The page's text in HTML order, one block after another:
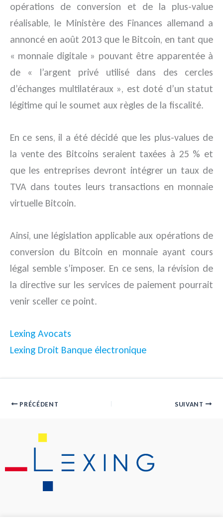
opérations de conversion et de la plus-value
réalisable, le Ministère des Finances allemand a
annoncé en août 2013 que le Bitcoin, en tant que
« monnaie digitale » pouvant être apparentée à
de « l’argent privé utilisé dans des cercles
d’échanges multilatéraux », est doté d’un statut
légitime qui le soumet aux règles de la fiscalité.
En ce sens, il a été décidé que les plus-values de
la vente des Bitcoins seraient taxées à 25 % et
que les entreprises devront intégrer un taux de
TVA dans toutes leurs transactions en monnaie
virtuelle Bitcoin.
Ainsi, une législation applicable aux opérations de
conversion du Bitcoin en monnaie ayant cours
légal semble s’imposer. En ce sens, la révision de
la directive sur les services de paiement pourrait
venir sceller ce point.
Lexing Avocats
Lexing Droit Banque électronique
PRÉCÉDENT SUIVANT